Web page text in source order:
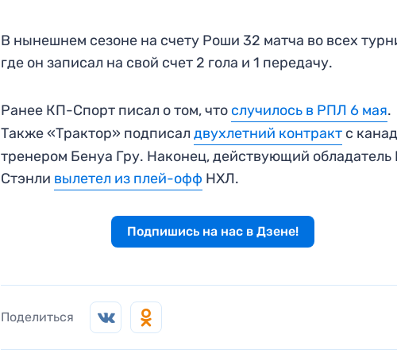
В нынешнем сезоне на счету Роши 32 матча во всех
где он записал на свой счет 2 гола и 1 передачу.
Ранее КП-Спорт писал о том, что случилось в РПЛ 6 мая.
Также «Трактор» подписалдвухлетний контракт с
тренером Бенуа Гру. Наконец, действующий обладатель
Стэнли вылетел из плей-офф НХЛ.
Подпишись на нас в Дзене!
Поделиться